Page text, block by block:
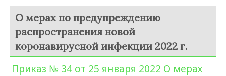
О мерах по предупреждению
распространения новой
коронавирусной инфекции 2022 г.
Приказ № 34 от 25 января 2022 О мерах